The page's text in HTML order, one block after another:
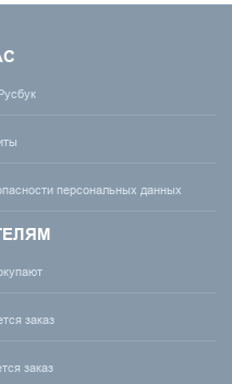
персональных данных
заказ
заказ